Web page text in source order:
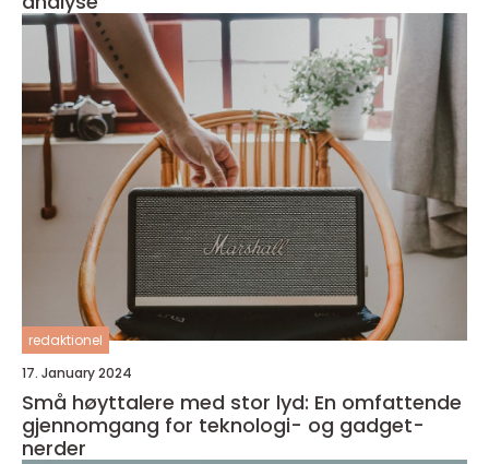
redaktionel
17. January 2024
Små høyttalere med stor lyd: En omfattende
gjennomgang for teknologi- og gadget-
nerder